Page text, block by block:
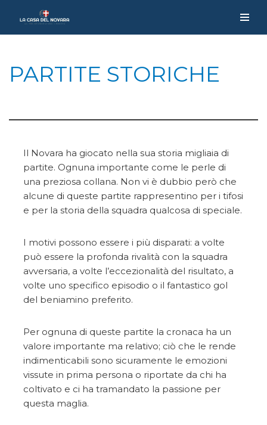
Vai
PARTITE STORICHE
Il Novara ha giocato nella sua storia migliaia di
partite. Ognuna importante come le perle di
una preziosa collana. Non vi è dubbio però che
alcune di queste partite rappresentino per i tifosi
e per la storia della squadra qualcosa di speciale.
I motivi possono essere i più disparati: a volte
può essere la profonda rivalità con la squadra
avversaria, a volte l’eccezionalità del risultato, a
volte uno specifico episodio o il fantastico gol
del beniamino preferito.
Per ognuna di queste partite la cronaca ha un
valore importante ma relativo; ciò che le rende
indimenticabili sono sicuramente le emozioni
vissute in prima persona o riportate da chi ha
coltivato e ci ha tramandato la passione per
questa maglia.